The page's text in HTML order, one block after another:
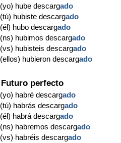
(yo) hube descargado
(tú) hubiste descargado
(él) hubo descargado
(ns) hubimos descargado
(vs) hubisteis descargado
(ellos) hubieron descargado
Futuro perfecto
(yo) habré descargado
(tú) habrás descargado
(él) habrá descargado
(ns) habremos descargado
(vs) habréis descargado